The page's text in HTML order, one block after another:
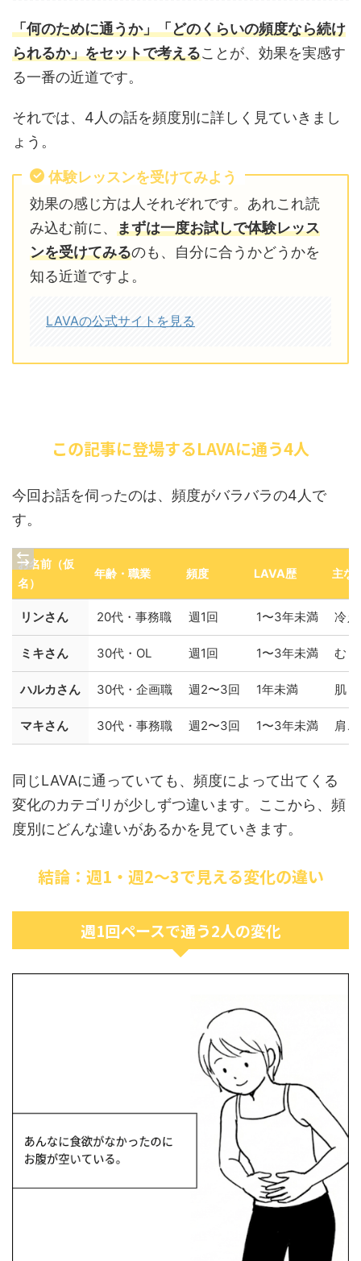
「何のために通うか」「どのくらいの頻度なら続け
られるか」をセットで考えることが、効果を実感す
る一番の近道です。
それでは、4人の話を頻度別に詳しく見ていきまし
ょう。
体験レッスンを受けてみよう
効果の感じ方は人それぞれです。あれこれ読
み込む前に、 まずは一度お試しで体験レッス
ンを受けてみるのも、自分に合うかどうかを
知る近道ですよ。
LAVAの公式サイトを見る
この記事に登場するLAVAに通う4人
今回お話を伺ったのは、頻度がバラバラの4人で
す。
お名前（仮
名）
年齢・職業 頻度 LAVA歴 主な
リンさん 20代・事務職 週1回 1〜3年未満 冷
ミキさん 30代・OL 週1回 1〜3年未満 む
ハルカさん 30代・企画職 週2〜3回 1年未満 肌
マキさん 30代・事務職 週2〜3回 1〜3年未満 肩
同じLAVAに通っていても、頻度によって出てくる
変化のカテゴリが少しずつ違います。ここから、頻
度別にどんな違いがあるかを見ていきます。
結論：週1・週2〜3で見える変化の違い
週1回ペースで通う2人の変化